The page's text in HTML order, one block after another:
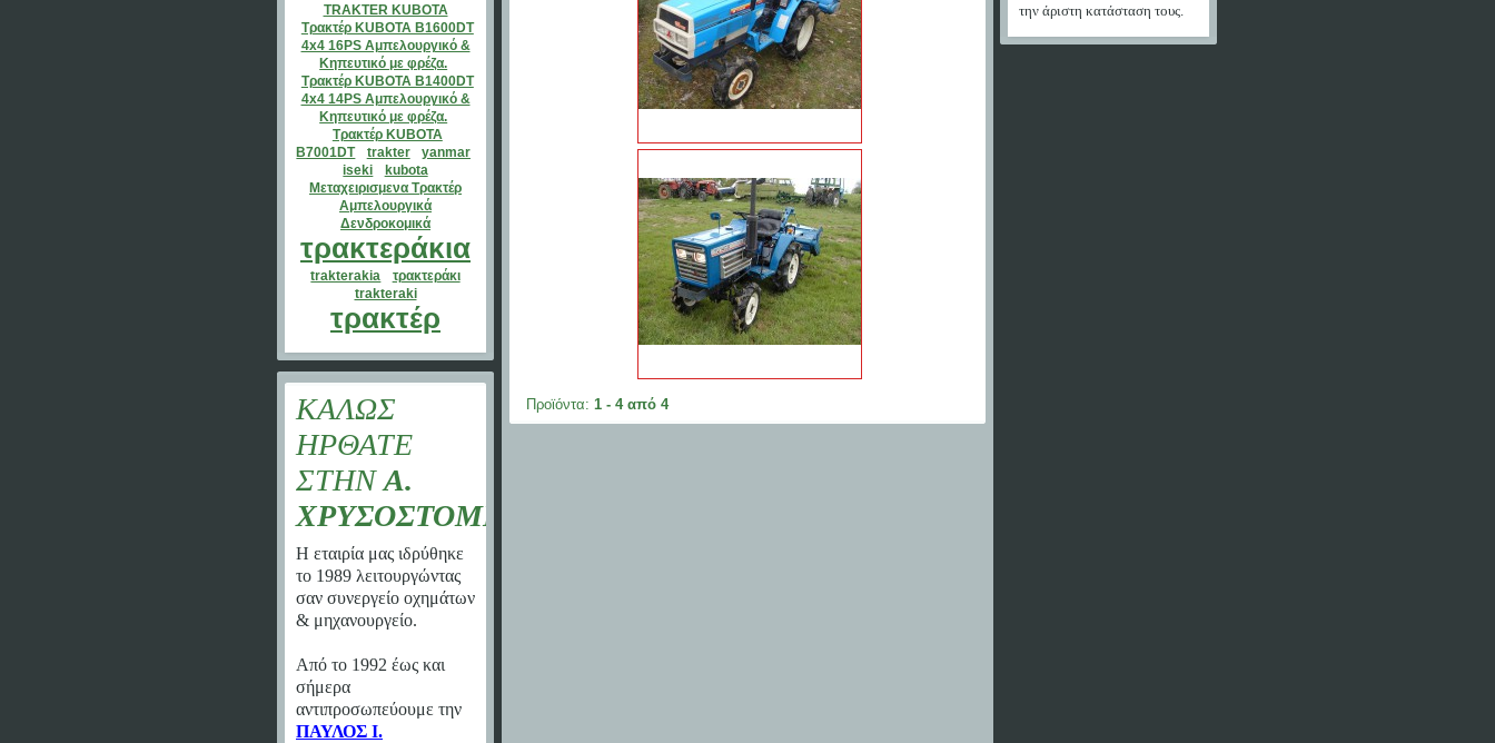
Προϊόντα: 1 - 4 από 4
την άριστη κατάσταση τους.
TRAKTER KUBOTA
Τρακτέρ KUBOTA B1600DT
4x4 16PS Αμπελουργικό &
Κηπευτικό με φρέζα.
Τρακτέρ KUBOTA B1400DT
4x4 14PS Αμπελουργικό &
Κηπευτικό με φρέζα.
Τρακτέρ KUBOTA
B7001DT
trakter
yanmar
iseki
kubota
Μεταχειρισμενα Τρακτέρ
Αμπελουργικά
Δενδροκομικά
τρακτεράκια
trakterakia
τρακτεράκι
trakteraki
τρακτέρ
ΚΑΛΏΣ
ΉΡΘΑΤΕ
ΣΤΗΝΑ.
ΧΡΥΣΟΣΤΟΜΙΔΗ
Η εταιρία μας ιδρύθηκε
το 1989 λειτουργώντας
σαν συνεργείο οχημάτων
& μηχανουργείο.
Από το 1992 έως και
σήμερα
αντιπροσωπεύουμε την
ΠΑΥΛΟΣ Ι.